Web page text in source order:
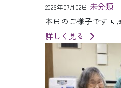
2026年07月02日 未分類
本日のご様子です🚶♬
詳しく見る